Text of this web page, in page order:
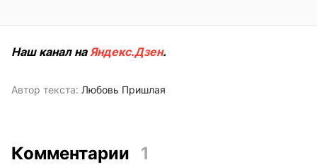
Наш канал наЯндекс.Дзен.
Автор текста: Любовь Пришлая
Комментарии 1